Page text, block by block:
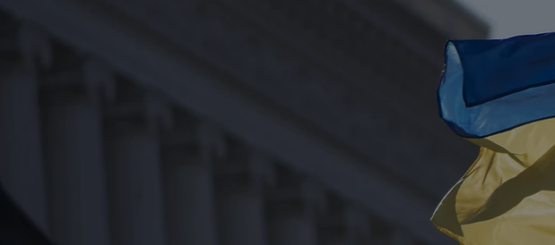
РІЧНИЙ
РІЧНИЙ ЗВІТ ОР